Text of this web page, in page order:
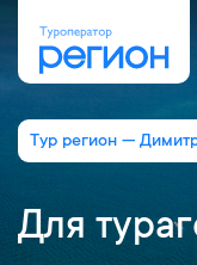
Тур регион —
Для